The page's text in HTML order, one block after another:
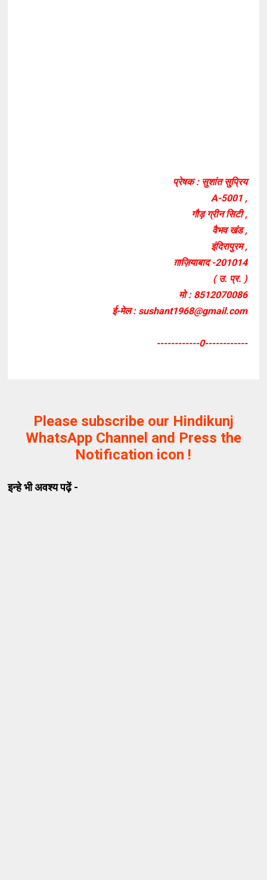
प्रेषक : सुशांत सुप्रिय
A-5001 ,
गौड़ ग्रीन सिटी ,
वैभव खंड ,
इंदिरापुरम ,
ग़ाज़ियाबाद -201014
( उ. प्र. )
मो : 8512070086
ई-मेल : sushant1968@gmail.com
------------0------------
Please subscribe our Hindikunj
WhatsApp Channel and Press the
Notification icon !
इन्हे भी अवश्य पढ़ें -